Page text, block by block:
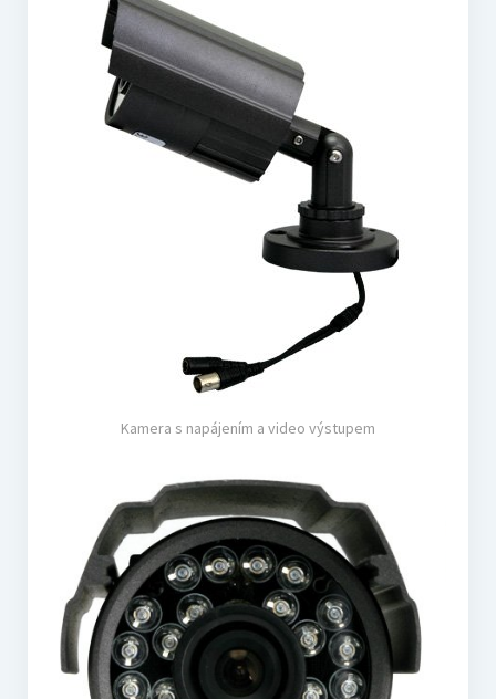
Kamera s napájením a video výstupem